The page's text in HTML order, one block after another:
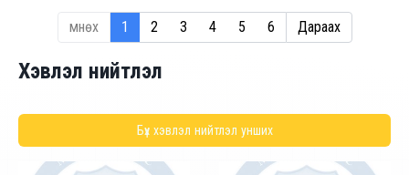
Өмнөх 1 2 3 4 5 6 Дараах
Хэвлэл нийтлэл
Бүх хэвлэл нийтлэл унших